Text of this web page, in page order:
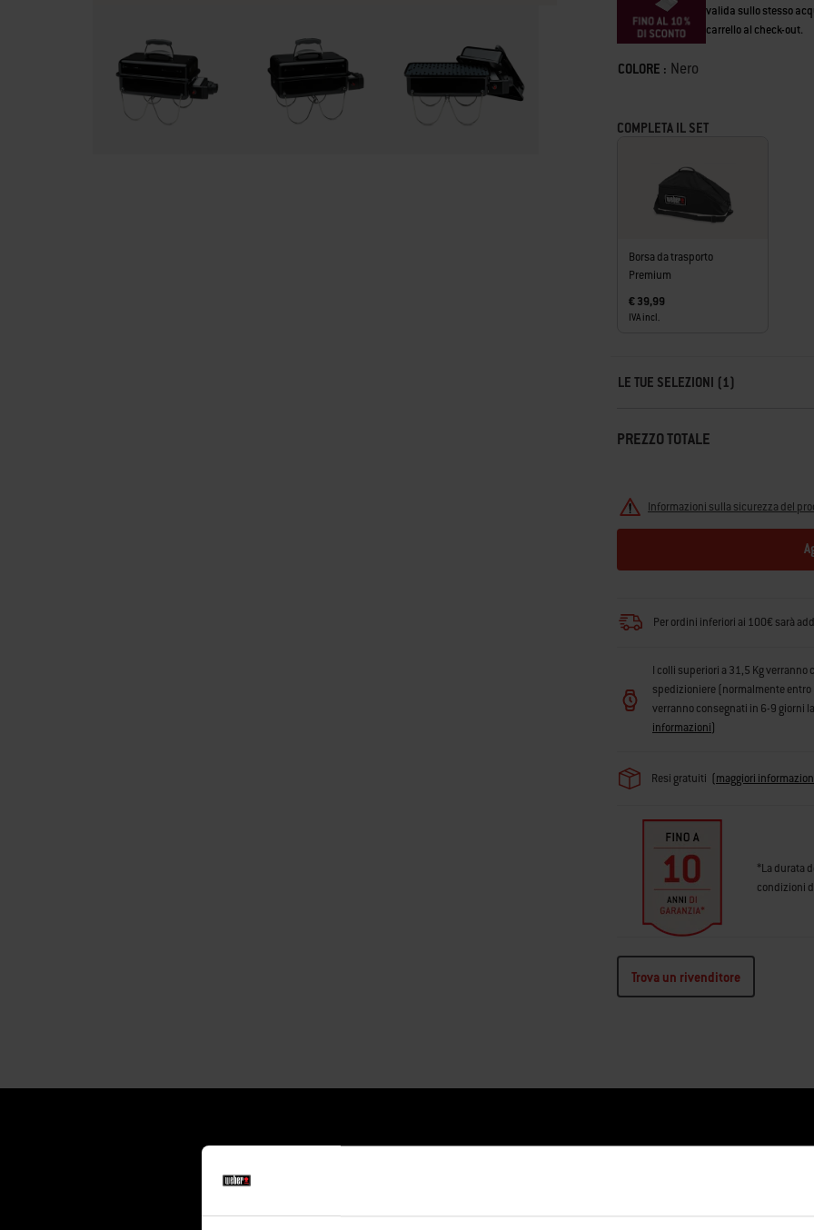
valida sullo stesso
carrello al check-out.
Color
COLORE : Nero
COMPLETA IL SET
Borsa da trasporto
Premium
€ 39,99
IVA incl.
LE TUE SELEZIONI (1)
PREZZO TOTALE
Informazioni sulla sicurezza del
Per ordini inferiori ai 100€ sarà
I colli superiori a 31,5 Kg
spedizioniere (normalmente entro
verranno consegnati in 6-9 giorni
informazioni)
Resi gratuiti (maggiori
*La durata
condizioni
Trova un rivenditore
Questa è una sequenza di banner che mostra l'elenco dei prodotti. Utilizzare i